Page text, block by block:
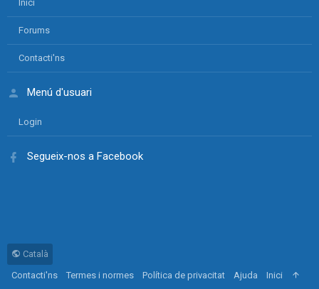
Inici
Forums
Contacti'ns
Menú d'usuari
Login
Segueix-nos a Facebook
Català
Contacti'ns
Termes i normes Política de privacitat Ajuda Inici